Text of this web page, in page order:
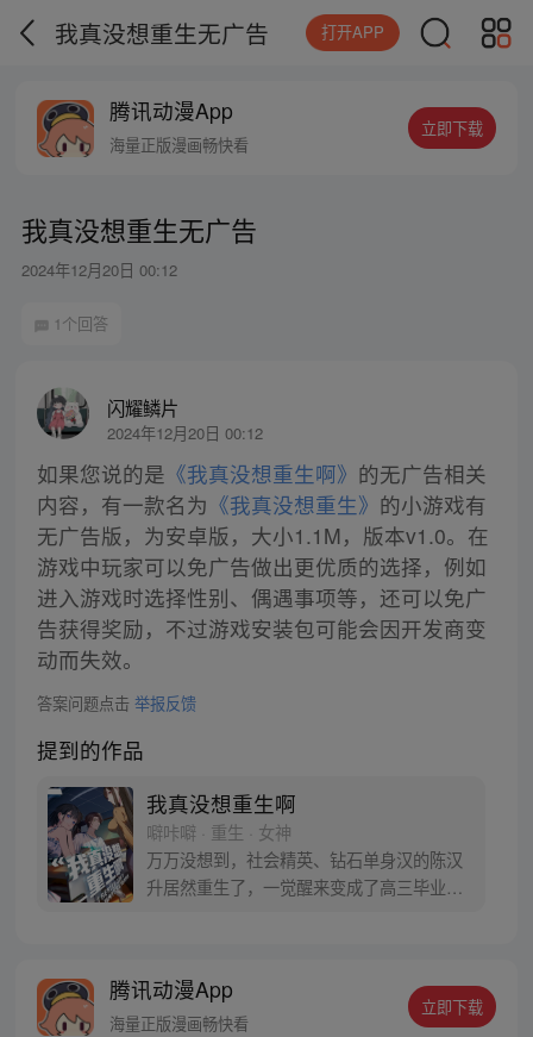
我真没想重生无广告 打开APP
腾讯动漫App
海量正版漫画畅快看
立即下载
我真没想重生无广告
2024年12月20日 00:12
1个回答
闪耀鳞片
2024年12月20日 00:12
如果您说的是 《我真没想重生啊》 的无广告相关
内容，有一款名为 《我真没想重生》 的小游戏有
无广告版，为安卓版，大小1.1M，版本v1.0。在
游戏中玩家可以免广告做出更优质的选择，例如
进入游戏时选择性别、偶遇事项等，还可以免广
告获得奖励，不过游戏安装包可能会因开发商变
动而失效。
答案问题点击 举报反馈
提到的作品
我真没想重生啊
噼咔噼 · 重生 · 女神
万万没想到，社会精英、钻石单身汉的陈汉
升居然重生了，一觉醒来变成了高三毕业
腾讯动漫App
海量正版漫画畅快看
立即下载